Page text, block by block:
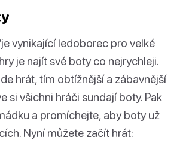
vynikající ledoborec pro velké
je najít své boty co nejrychleji.
hrát, tím obtížnější a zábavnější
si všichni hráči sundají boty. Pak
a promíchejte, aby boty už
Nyní můžete začít hrát: